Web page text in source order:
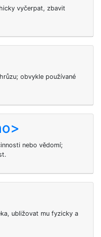
vyčerpat, zbavit
obvykle používané
nebo vědomí;
ubližovat mu fyzicky a